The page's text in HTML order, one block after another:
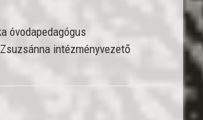
óvodapedagógus
intézményvezető